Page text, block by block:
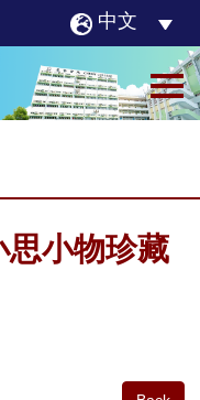
中文
小物珍藏